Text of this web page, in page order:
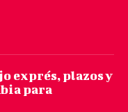
exprés, plazos y
para